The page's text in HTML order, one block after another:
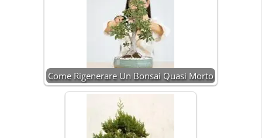
Come Rigenerare Un Bonsai Quasi Morto